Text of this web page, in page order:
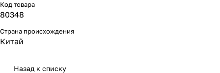
Код товара
80348
Страна происхождения
Китай
Назад к списку